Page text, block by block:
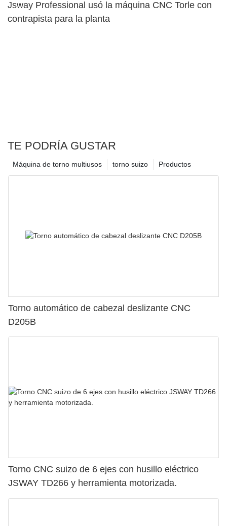
Jsway Professional usó la máquina CNC Torle con
contrapista para la planta
TE PODRÍA GUSTAR
Productos
torno suizo
Máquina de torno multiusos
Torno automático de cabezal deslizante CNC
D205B
Torno CNC suizo de 6 ejes con husillo eléctrico
JSWAY TD266 y herramienta motorizada.